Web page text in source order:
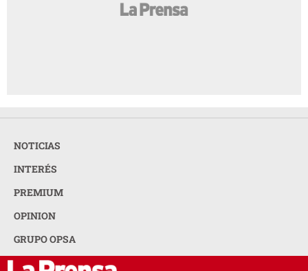
NOTICIAS
INTERÉS
PREMIUM
OPINION
GRUPO OPSA